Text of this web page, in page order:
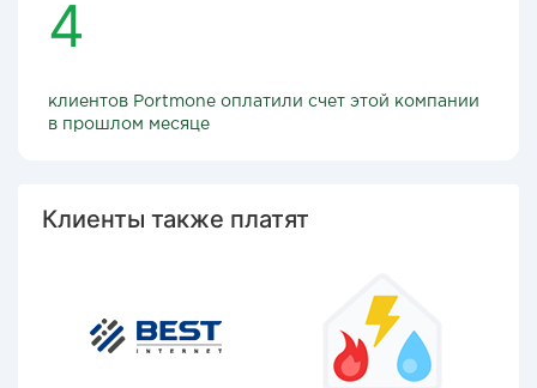
4
клиентов Portmone оплатили счет этой компании
в прошлом месяце
Клиенты также платят